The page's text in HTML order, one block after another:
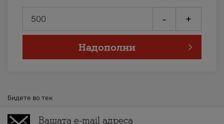
- +
Надополни
Бидете во тек